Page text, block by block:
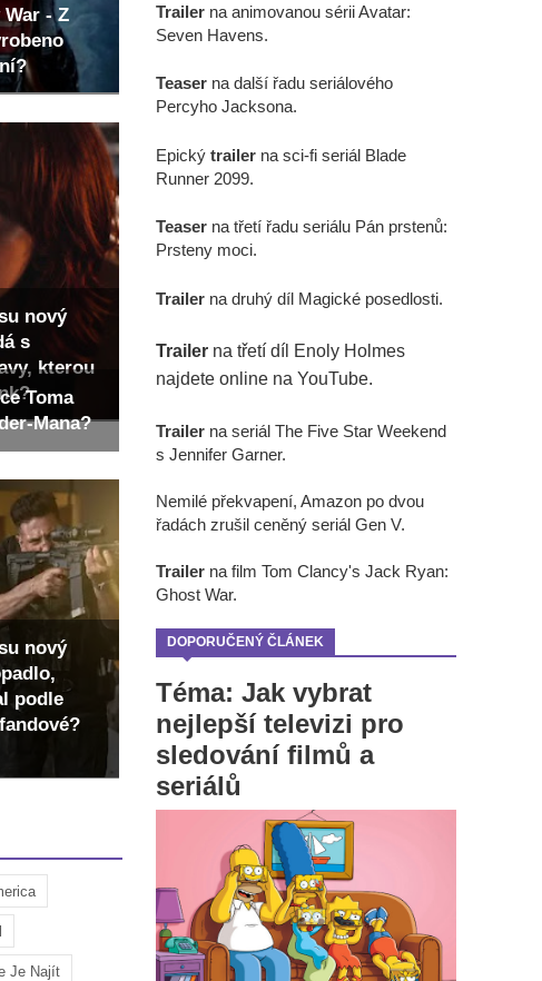
- Z
nový
s
kterou
Toma
Mana?
nový
podle
Je Najít
Trailer na animovanou sérii Avatar:
Seven Havens.
Teaser na další řadu seriálového
Percyho Jacksona.
Epický trailer na sci-fi seriál Blade
Runner 2099.
Teaser na třetí řadu seriálu Pán prstenů:
Prsteny moci.
Trailer na druhý díl Magické posedlosti.
Trailer na třetí díl Enoly Holmes
najdete online na YouTube.
Trailer na seriál The Five Star Weekend
s Jennifer Garner.
Nemilé překvapení, Amazon po dvou
řadách zrušil ceněný seriál Gen V.
Trailer na film Tom Clancy's Jack Ryan:
Ghost War.
DOPORUČENÝ ČLÁNEK
Téma: Jak vybrat
nejlepší televizi pro
sledování filmů a
seriálů